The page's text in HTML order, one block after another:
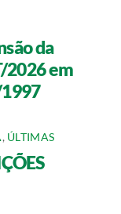
da
2026 em
, ÚLTIMAS